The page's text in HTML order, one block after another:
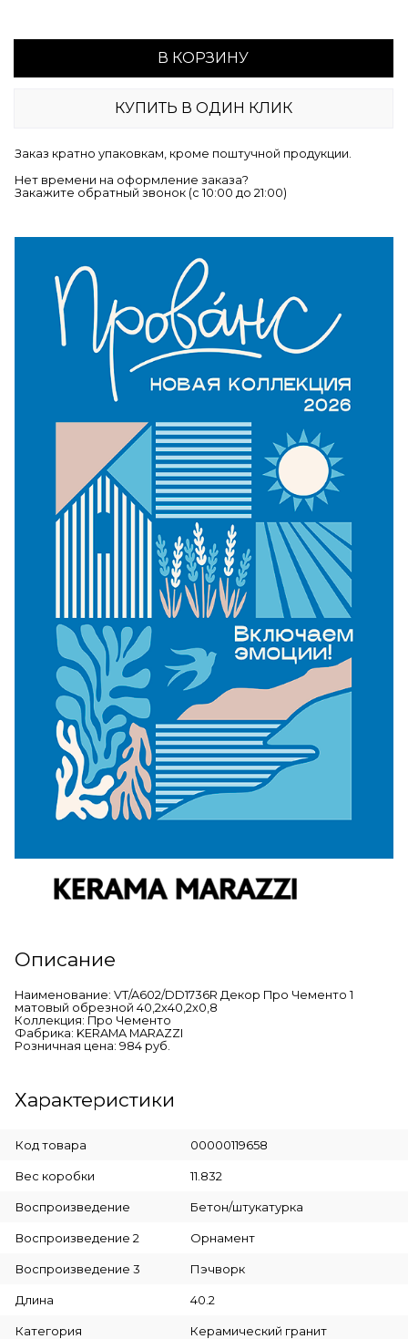
В КОРЗИНУ
КУПИТЬ В ОДИН КЛИК
Заказ кратно упаковкам, кроме поштучной продукции.
Нет времени на оформление заказа?
Закажите обратный звонок (c 10:00 до 21:00)
Описание
Наименование: VT/A602/DD1736R Декор Про Чементо 1
матовый обрезной 40,2x40,2x0,8
Коллекция: Про Чементо
Фабрика: KERAMA MARAZZI
Розничная цена: 984 руб.
Характеристики
Код товара 00000119658
Вес коробки 11.832
Воспроизведение Бетон/штукатурка
Воспроизведение 2 Орнамент
Воспроизведение 3 Пэчворк
Длина 40.2
Категория Керамический гранит